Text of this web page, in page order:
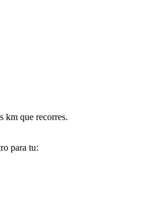
km que recorres.
para tu: